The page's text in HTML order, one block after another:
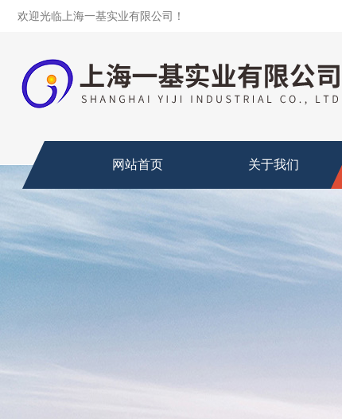
欢迎光临上海一基实业有限公司！
网站首页 关于我们